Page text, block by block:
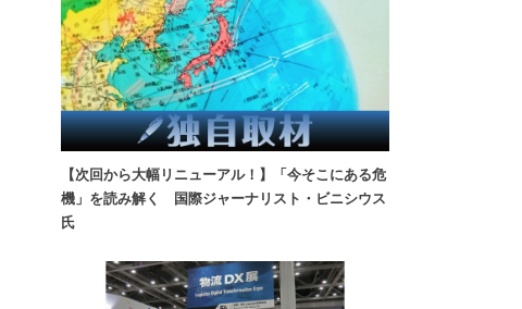
【次回から大幅リニューアル！】「今そこにある危
機」を読み解く 国際ジャーナリスト・ビニシウス
氏